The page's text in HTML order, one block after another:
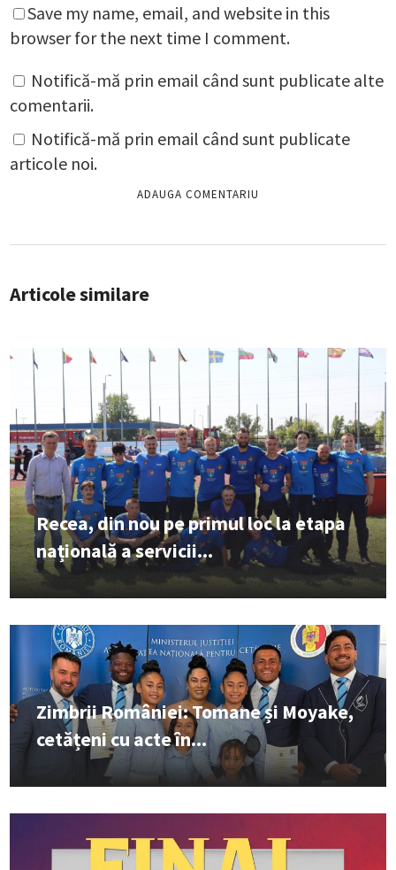
Save my name, email, and website in this
browser for the next time I comment.
Notifică-mă prin email când sunt publicate alte
comentarii.
Notifică-mă prin email când sunt publicate
articole noi.
Articole similare
Recea, din nou pe primul loc la etapa
națională a servicii...
Zimbrii României: Tomane și Moyake,
cetățeni cu acte în...